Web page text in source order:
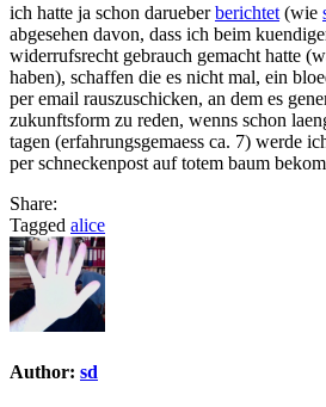
ich hatte ja schon darueberberichtet (wie
abgesehen davon, dass ich beim
widerrufsrecht gebrauch gemacht hatte
haben), schaffen die es nicht mal, ein
per email rauszuschicken, an dem es
zukunftsform zu reden, wenns schon
tagen (erfahrungsgemaess ca. 7) werde
per schneckenpost auf totem baum
Share:
Tagged alice
Author: sd